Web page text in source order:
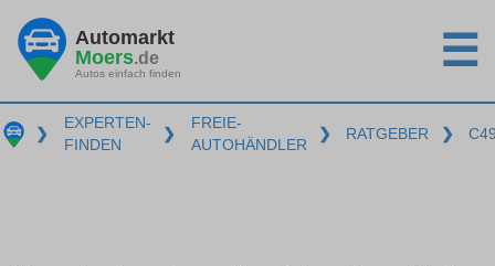
Automarkt
Moers.de
Autos einfach finden ☰
❯
EXPERTEN-
FINDEN
❯
FREIE-
AUTOHÄNDLER
❯ RATGEBER ❯